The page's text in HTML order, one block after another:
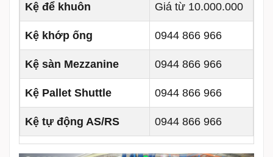
Kệ để khuôn Giá từ 10.000.000
Kệ khớp ống 0944 866 966
Kệ sàn Mezzanine 0944 866 966
Kệ Pallet Shuttle 0944 866 966
Kệ tự động AS/RS 0944 866 966